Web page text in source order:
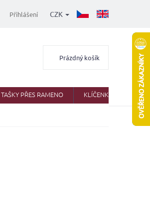
CZK
Přihlášení
Nákupní
Prázdný košík
TAŠKY PŘES RAMENO KLÍČENKY